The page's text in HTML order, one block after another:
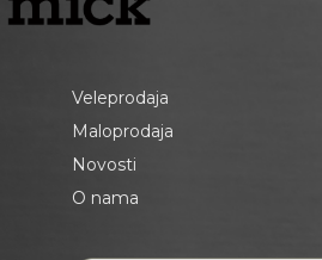
Veleprodaja
Maloprodaja
Novosti
O nama